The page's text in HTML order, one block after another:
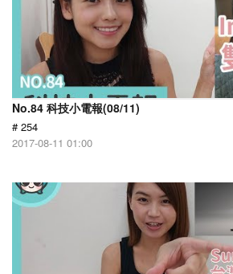
No.84 科技小電報(08/11)
# 254
2017-08-11 01:00